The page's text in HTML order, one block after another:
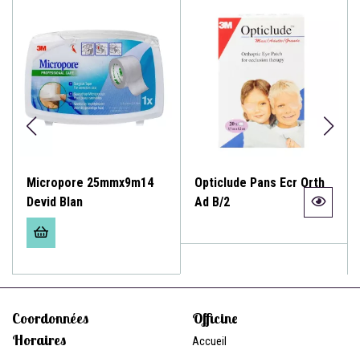
Micropore 25mmx9m14
Devid Blan
Opticlude Pans Ecr Orth
Ad B/2
Coordonnées
Horaires
Officine
Accueil